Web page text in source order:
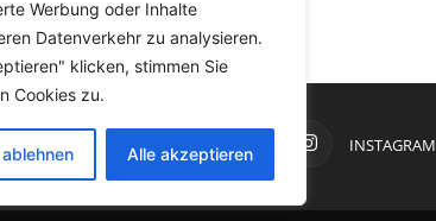
Werbung oder Inhalte
Datenverkehr zu analysieren.
klicken, stimmen Sie
Cookies zu.
Alle akzeptieren
İçin Giriş Yapın
FACEBOOK INSTAGRAM